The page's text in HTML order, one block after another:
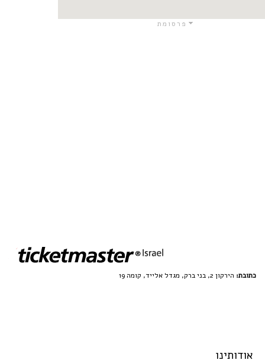
פרסומת
כתובת: הירקון 2, בני ברק, מגדל אלייד, קומה 19
אודותינו